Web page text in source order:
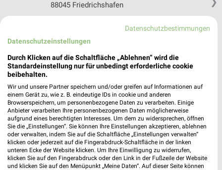
88045 Friedrichshafen
Mittelöschstr. 12
88213 Ravensburg
592,71 km • Angebote: 1 Prospekt
Reformhaus Wicht Radolfzell
Teggingerstr. 14
78315 Radolfzell
618,26 km • Angebote: 1 Prospekt
Datenschutzbestimmungen
Datenschutzeinstellungen
Durch Klicken auf die Schaltfläche „Ablehnen“ wird die
Standardeinstellung nur für unbedingt erforderliche cookie
beibehalten.
Wir und unsere Partner speichern und/oder greifen auf Informationen auf
einem Gerät zu, wie z. B. eindeutige IDs in cookie und anderen
Browserspeichern, um personenbezogene Daten zu verarbeiten. Einige
Anbieter verarbeiten Ihre personenbezogenen Daten möglicherweise
aufgrund eines berechtigten Interesses. Um dem zu widersprechen, öffnen
Sie die „Einstellungen“. Sie können Ihre Einstellungen akzeptieren, ablehnen
oder verwalten, indem Sie auf die Schaltfläche „Einstellungen verwalten“
klicken oder jederzeit auf die Fingerabdruck-Schaltfläche in der linken
unteren Ecke der Website klicken. Um Ihre Einwilligung zu widerrufen,
klicken Sie auf den Fingerabdruck oder den Link in der Fußzeile der Website
und klicken Sie auf den Menüpunkt „Meine Daten“. Auf dieser Seite können